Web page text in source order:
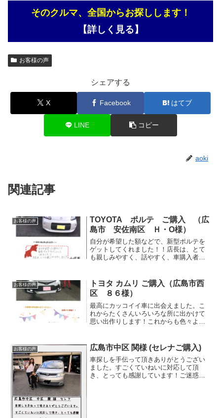
そのクルマ、全国からお探しします！
【詳しく見る】
お客様の声
シェアする
X Facebook はてブ
LINE コピー
aoki
関連記事
お客様の声
TOYOTA ポルテ ご購入 （広
島市 安佐南区 Ｈ・O様）
自分が希望した額などで、新型ポルテを
ゲットしてくれました！！店長は、とて
も親しみやすく、話やすく、車購入者に
しています。この店舗での出会いと縁に
感謝！！
お客様の声
トヨタ カムリ ご購入（広島市西
区 ８６様）
最高にカッコイイ車に出会えました。こ
れからたくさんいろいろな所に出かけて
思い出作りします！これからも色々よろ
お客様の声 広島市中区 関様 (セレナご購入)
車探しを手伝って頂きありがとうござい
ました。すごくていねいに対応して頂
き、とっても感謝しています！ご迷惑を